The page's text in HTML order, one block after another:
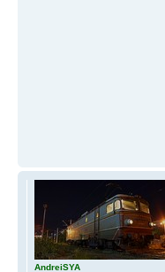
AndreiSYA